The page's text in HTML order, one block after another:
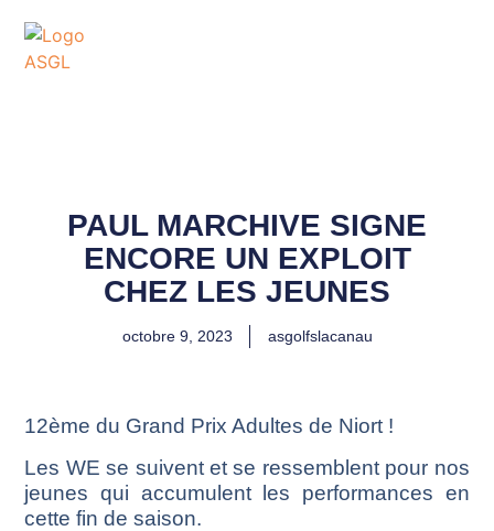
PAUL MARCHIVE SIGNE
ENCORE UN EXPLOIT
CHEZ LES JEUNES
octobre 9, 2023 asgolfslacanau
12ème du Grand Prix Adultes de Niort !
Les WE se suivent et se ressemblent pour nos
jeunes qui accumulent les performances en
cette fin de saison.